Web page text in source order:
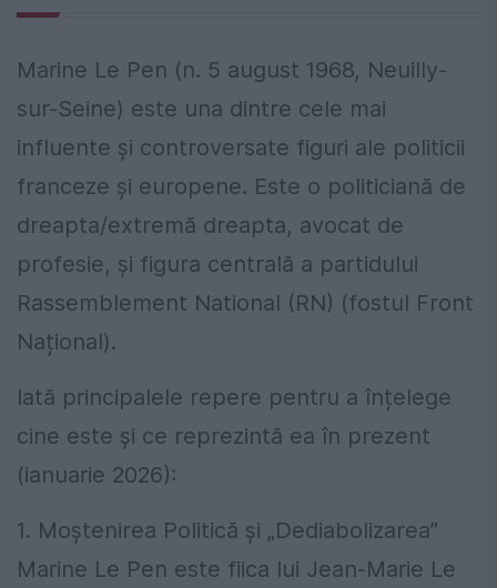
Evenimentul
Zilei
Marine Le Pen (n. 5 august 1968, Neuilly-
sur-Seine) este una dintre cele mai
influente și controversate figuri ale politicii
franceze și europene. Este o politiciană de
dreapta/extremă dreapta, avocat de
profesie, și figura centrală a partidului
Rassemblement National (RN) (fostul Front
Național).
Iată principalele repere pentru a înțelege
cine este și ce reprezintă ea în prezent
(ianuarie 2026):
1. Moștenirea Politică și „Dediabolizarea”
Marine Le Pen este fiica lui Jean-Marie Le